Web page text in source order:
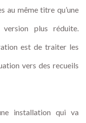
au même titre qu’une
version plus réduite.
est de traiter les
vers des recueils
installation qui va